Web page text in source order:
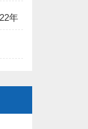
:
元:
年